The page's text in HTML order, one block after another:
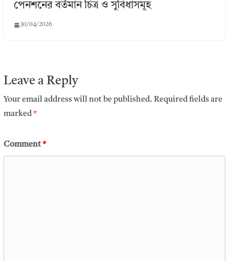
পেনশনের বর্তমান চিত্র ও সুবিধাসমূহ
30/04/2026
Leave a Reply
Your email address will not be published. Required fields are
marked*
Comment*